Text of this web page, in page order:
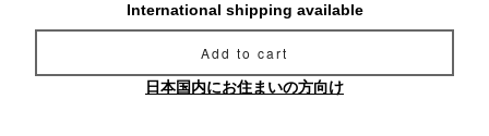
International shipping available
Add to cart
日本国内にお住まいの方向け